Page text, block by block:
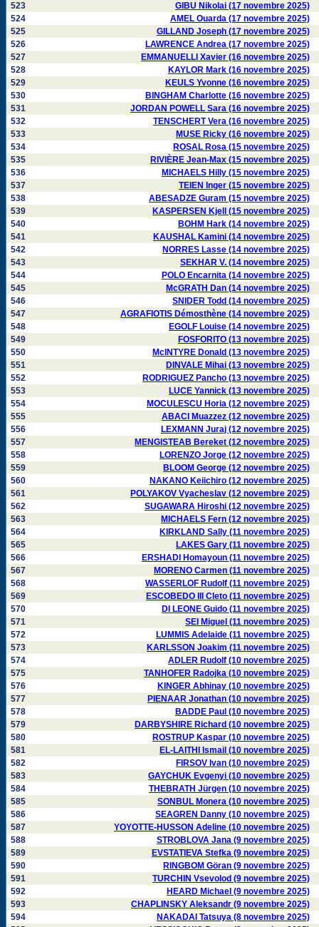
523
GIBU Nikolai (17 novembre 2025)
524
AMEL Ouarda (17 novembre 2025)
525
GILLAND Joseph (17 novembre 2025)
526
LAWRENCE Andrea (17 novembre 2025)
527
EMMANUELLI Xavier (16 novembre 2025)
528
KAYLOR Mark (16 novembre 2025)
529
KEULS Yvonne (16 novembre 2025)
530
BINGHAM Charlotte (16 novembre 2025)
531
JORDAN POWELL Sara (16 novembre 2025)
532
TENSCHERT Vera (16 novembre 2025)
533
MUSE Ricky (16 novembre 2025)
534
ROSAL Rosa (15 novembre 2025)
535
RIVIÈRE Jean-Max (15 novembre 2025)
536
MICHAELS Hilly (15 novembre 2025)
537
TEIEN Inger (15 novembre 2025)
538
ABESADZE Guram (15 novembre 2025)
539
KASPERSEN Kjell (15 novembre 2025)
540
BOHM Hark (14 novembre 2025)
541
KAUSHAL Kamini (14 novembre 2025)
542
NORRES Lasse (14 novembre 2025)
543
SEKHAR V. (14 novembre 2025)
544
POLO Encarnita (14 novembre 2025)
545
McGRATH Dan (14 novembre 2025)
546
SNIDER Todd (14 novembre 2025)
547
AGRAFIOTIS Démosthène (14 novembre 2025)
548
EGOLF Louise (14 novembre 2025)
549
FOSFORITO (13 novembre 2025)
550
McINTYRE Donald (13 novembre 2025)
551
DINVALE Mihai (13 novembre 2025)
552
RODRIGUEZ Pancho (13 novembre 2025)
553
LUCE Yannick (13 novembre 2025)
554
MOCULESCU Horia (12 novembre 2025)
555
ABACI Muazzez (12 novembre 2025)
556
LEXMANN Juraj (12 novembre 2025)
557
MENGISTEAB Bereket (12 novembre 2025)
558
LORENZO Jorge (12 novembre 2025)
559
BLOOM George (12 novembre 2025)
560
NAKANO Keiichiro (12 novembre 2025)
561
POLYAKOV Vyacheslav (12 novembre 2025)
562
SUGAWARA Hiroshi (12 novembre 2025)
563
MICHAELS Fern (12 novembre 2025)
564
KIRKLAND Sally (11 novembre 2025)
565
LAKES Gary (11 novembre 2025)
566
ERSHADI Homayoun (11 novembre 2025)
567
MORENO Carmen (11 novembre 2025)
568
WASSERLOF Rudolf (11 novembre 2025)
569
ESCOBEDO III Cleto (11 novembre 2025)
570
DI LEONE Guido (11 novembre 2025)
571
SEI Miguel (11 novembre 2025)
572
LUMMIS Adelaide (11 novembre 2025)
573
KARLSSON Joakim (11 novembre 2025)
574
ADLER Rudolf (10 novembre 2025)
575
TANHOFER Radojka (10 novembre 2025)
576
KINGER Abhinay (10 novembre 2025)
577
PIENAAR Jonathan (10 novembre 2025)
578
BADDE Paul (10 novembre 2025)
579
DARBYSHIRE Richard (10 novembre 2025)
580
ROSTRUP Kaspar (10 novembre 2025)
581
EL-LAITHI Ismail (10 novembre 2025)
582
FIRSOV Ivan (10 novembre 2025)
583
GAYCHUK Evgenyi (10 novembre 2025)
584
THEBRATH Jürgen (10 novembre 2025)
585
SONBUL Monera (10 novembre 2025)
586
SEAGREN Danny (10 novembre 2025)
587
YOYOTTE-HUSSON Adeline (10 novembre 2025)
588
STROBLOVA Jana (9 novembre 2025)
589
EVSTATIEVA Stefka (9 novembre 2025)
590
RINGBOM Göran (9 novembre 2025)
591
TURCHIN Vsevolod (9 novembre 2025)
592
HEARD Michael (9 novembre 2025)
593
CHAPLINSKY Aleksandr (9 novembre 2025)
594
NAKADAI Tatsuya (8 novembre 2025)